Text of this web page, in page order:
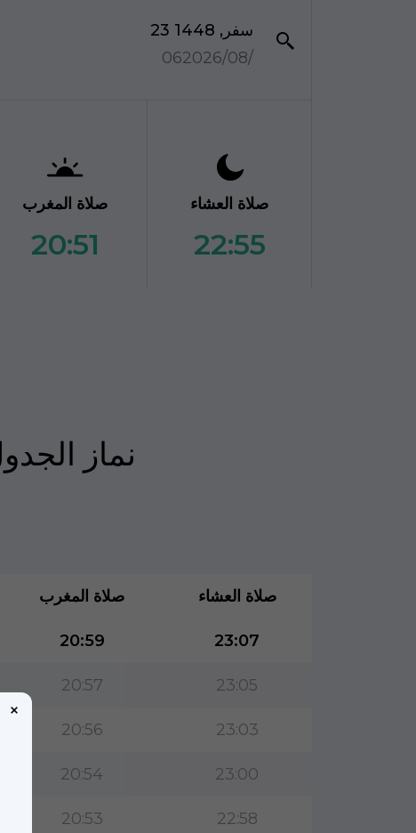
23 سفر, 1448
06‏/08‏/2026
صلاة المغرب
20:51
صلاة العشاء
22:55
نماز
صلاة المغرب صلاة العشاء
20:59 23:07
20:57 23:05
20:56 23:03
20:54 23:00
20:53 22:58